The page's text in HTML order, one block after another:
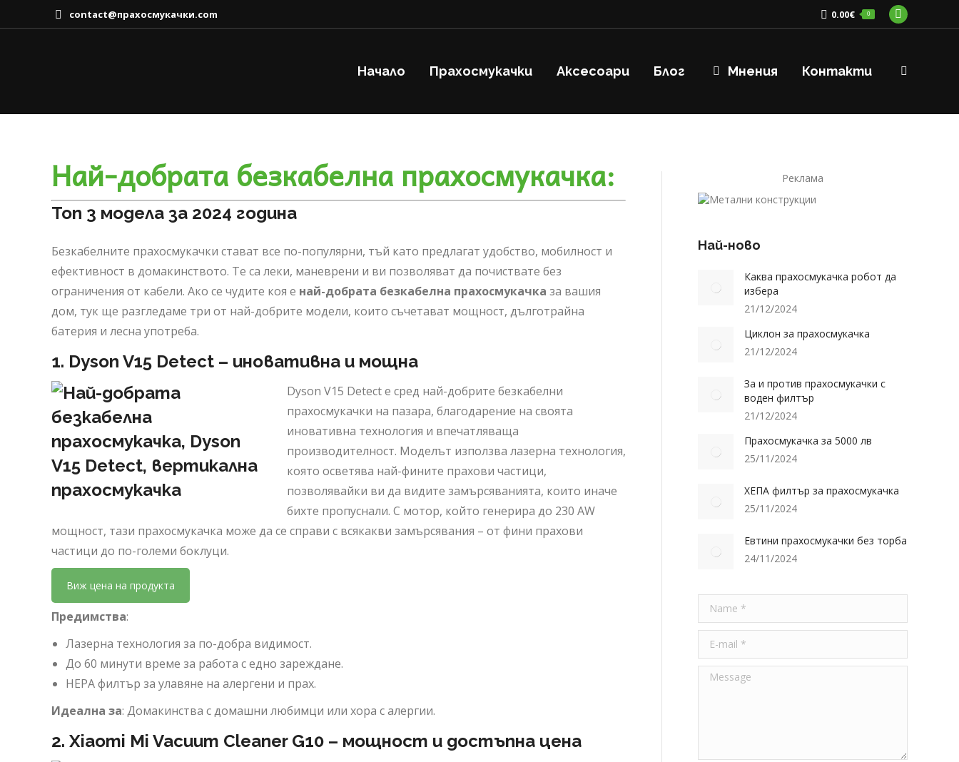
contact@прахосмукачки.com 0.00€ 0
Facebook
in
window
Начало Прахосмукачки Аксесоари Блог Мнения Контакти Search:
Най-добрата безкабелна прахосмукачка:
Топ 3 модела за 2024 година
Безкабелните прахосмукачки стават все по-популярни, тъй като предлагат удобство, мобилност и
ефективност в домакинството. Те са леки, маневрени и ви позволяват да почиствате без
ограничения от кабели. Ако се чудите коя е най-добрата безкабелна прахосмукачка за вашия
дом, тук ще разгледаме три от най-добрите модели, които съчетават мощност, дълготрайна
батерия и лесна употреба.
1. Dyson V15 Detect – иновативна и мощна
Dyson V15 Detect е сред най-добрите безкабелни
прахосмукачки на пазара, благодарение на своята
иновативна технология и впечатляваща
производителност. Моделът използва лазерна технология,
която осветява най-фините прахови частици,
позволявайки ви да видите замърсяванията, които иначе
бихте пропуснали. С мотор, който генерира до 230 AW
мощност, тази прахосмукачка може да се справи с всякакви замърсявания – от фини прахови
частици до по-големи боклуци.
Виж цена на продукта
Предимства:
Лазерна технология за по-добра видимост.
До 60 минути време за работа с едно зареждане.
HEPA филтър за улавяне на алергени и прах.
Идеална за: Домакинства с домашни любимци или хора с алергии.
2. Xiaomi Mi Vacuum Cleaner G10 – мощност и достъпна цена
Реклама
Най-ново
Каква прахосмукачка робот да
избера
21/12/2024
Циклон за прахосмукачка
21/12/2024
За и против прахосмукачки с
воден филтър
21/12/2024
Прахосмукачка за 5000 лв
25/11/2024
ХЕПА филтър за прахосмукачка
25/11/2024
Евтини прахосмукачки без торба
24/11/2024
Message